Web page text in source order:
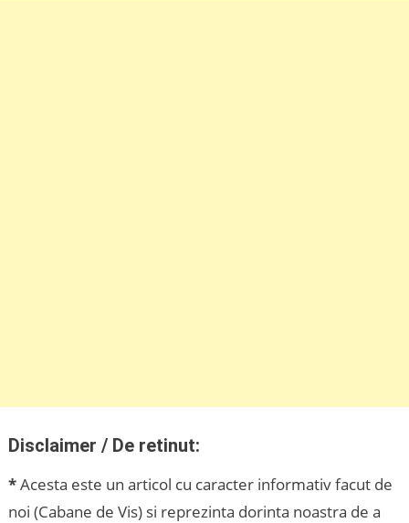
Disclaimer / De retinut:
*Acesta este un articol cu caracter informativ facut de
noi (Cabane de Vis) si reprezinta dorinta noastra de a